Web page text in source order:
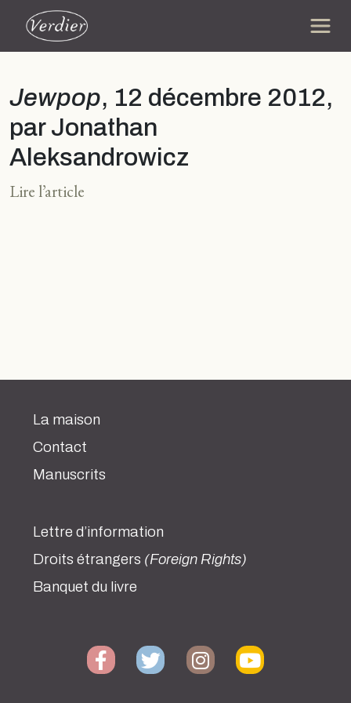
Jewpop, 12 décembre 2012,
par Jonathan
Aleksandrowicz
Lire l’article
La maison
Contact
Manuscrits
Lettre d’information
Droits étrangers (Foreign Rights)
Banquet du livre